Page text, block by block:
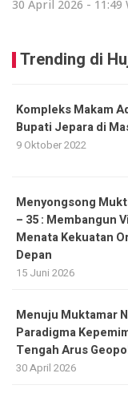
30 April 2026 - 11:49
Trending di
Kompleks Makam
Bupati Jepara di
9 Oktober 2022
Menyongsong
– 35 : Membangun
Menata Kekuatan
Depan
15 Juni 2026
Menuju Muktamar
Paradigma
Tengah Arus
30 April 2026